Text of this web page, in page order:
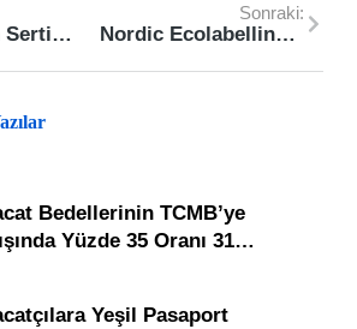
Organik Ürün Sertifikaları Nedir?
Sonraki:
Nordic Ecolabelling Licence/Nordic Swan Ecolabel Licence Nedir?
Bedellerinin TCMB’ye
Yüzde 35 Oranı 31…
Yeşil Pasaport